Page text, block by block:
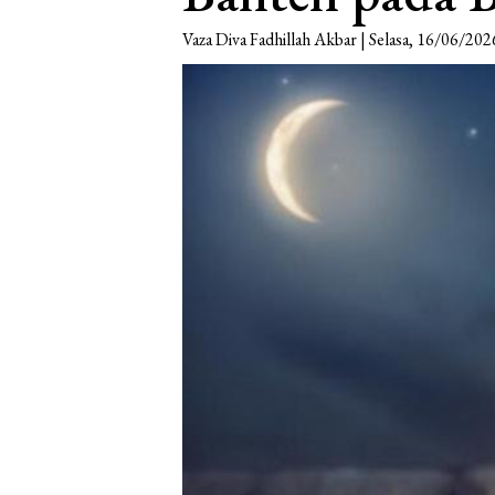
Vaza Diva Fadhillah Akbar | Selasa, 16/06/